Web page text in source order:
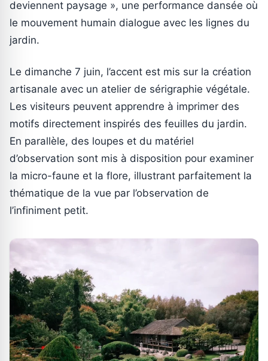
deviennent paysage », une performance dansée où
le mouvement humain dialogue avec les lignes du
jardin.
Le dimanche 7 juin, l’accent est mis sur la création
artisanale avec un atelier de sérigraphie végétale.
Les visiteurs peuvent apprendre à imprimer des
motifs directement inspirés des feuilles du jardin.
En parallèle, des loupes et du matériel
d’observation sont mis à disposition pour examiner
la micro-faune et la flore, illustrant parfaitement la
thématique de la vue par l’observation de
l’infiniment petit.